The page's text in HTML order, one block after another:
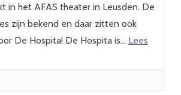
in het AFAS theater in Leusden. De
zijn bekend en daar zitten ook
De Hospita! De Hospita is… Lees